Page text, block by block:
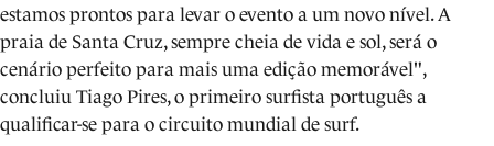
estamos prontos para levar o evento a um novo nível. A
praia de Santa Cruz, sempre cheia de vida e sol, será o
cenário perfeito para mais uma edição memorável",
concluiu Tiago Pires, o primeiro surfista português a
qualificar-se para o circuito mundial de surf.